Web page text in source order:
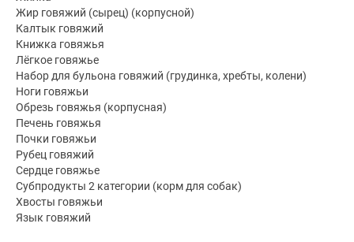
Жир говяжий (сырец) (корпусной)
Калтык говяжий
Книжка говяжья
Лёгкое говяжье
Набор для бульона говяжий (грудинка, хребты, колени)
Ноги говяжьи
Обрезь говяжья (корпусная)
Печень говяжья
Почки говяжьи
Рубец говяжий
Сердце говяжье
Субпродукты 2 категории (корм для собак)
Хвосты говяжьи
Язык говяжий